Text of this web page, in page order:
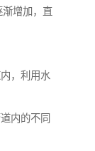
渐增加，直
，利用水
内的不同